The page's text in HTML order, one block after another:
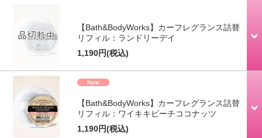
【Bath&BodyWorks】カーフレグランス詰替
リフィル：ランドリーデイ
1,190円(税込)
【Bath&BodyWorks】カーフレグランス詰替
リフィル：ワイキキビーチココナッツ
1,190円(税込)